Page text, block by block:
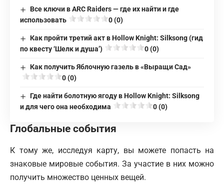
Все ключи в ARC Raiders — где их найти и где
использовать
0 (0)
Как пройти третий акт в Hollow Knight: Silksong (гид
по квесту ‘Шелк и душа’)
0 (0)
Как получить Яблочную газель в «Выращи Сад»
0 (0)
Где найти болотную ягоду в Hollow Knight: Silksong
и для чего она необходима
0 (0)
Глобальные события
К тому же, исследуя карту, вы можете попасть на
знаковые мировые события. За участие в них можно
получить множество ценных вещей.